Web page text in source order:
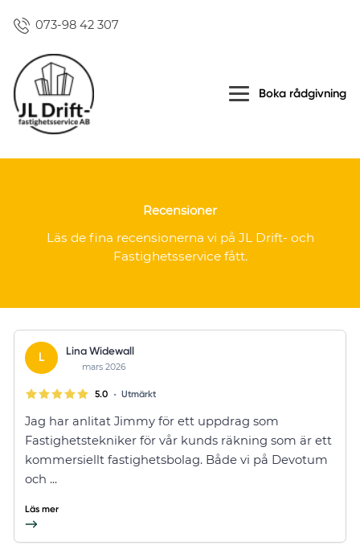
073-98 42 307
Boka rådgivning
Recensioner
Läs de fina recensionerna vi på JL Drift- och
Fastighetsservice fått.
L Lina Widewall
mars 2026
5.0 • Utmärkt
Jag har anlitat Jimmy för ett uppdrag som
Fastighetstekniker för vår kunds räkning som är ett
kommersiellt fastighetsbolag. Både vi på Devotum
och ...
Läs mer